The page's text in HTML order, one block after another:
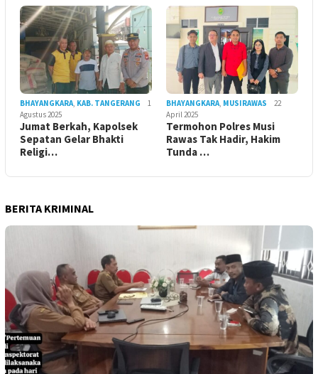
BHAYANGKARA, KAB. TANGERANG
1
Agustus 2025
Jumat Berkah, Kapolsek
Sepatan Gelar Bhakti
Religi…
BHAYANGKARA, MUSIRAWAS
22
April 2025
Termohon Polres Musi
Rawas Tak Hadir, Hakim
Tunda …
BERITA KRIMINAL